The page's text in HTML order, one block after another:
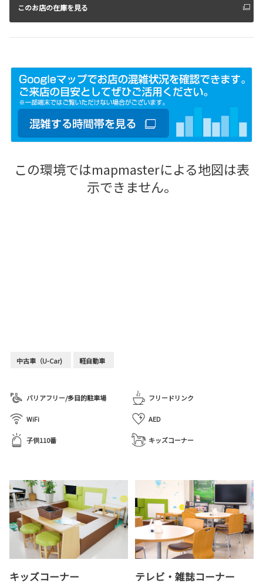
このお店の在庫を見る
中古車（U-Car) 軽自動車
バリアフリー/多目的駐車場 フリードリンク
WiFi AED
子供110番 キッズコーナー
この環境ではmapmasterによる地図は表
示できません。
キッズコーナー テレビ・雑誌コーナー